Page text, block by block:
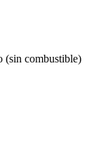
(sin combustible)